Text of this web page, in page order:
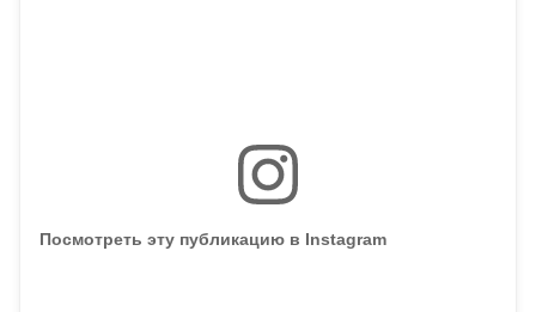
Посмотреть эту публикацию в Instagram